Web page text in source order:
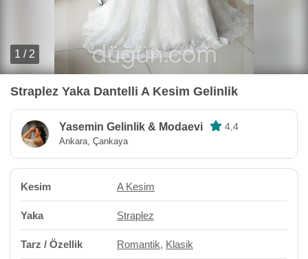
1 / 2
Straplez Yaka Dantelli A Kesim Gelinlik
Yasemin Gelinlik & Modaevi 4,4
Ankara, Çankaya
Kesim A Kesim
Yaka Straplez
Tarz / Özellik Romantik, Klasik